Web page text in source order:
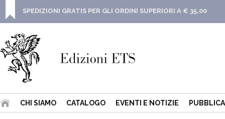
SPEDIZIONI GRATIS PER GLI ORDINI SUPERIORI A € 35,00
CHI SIAMO CATALOGO EVENTI E NOTIZIE